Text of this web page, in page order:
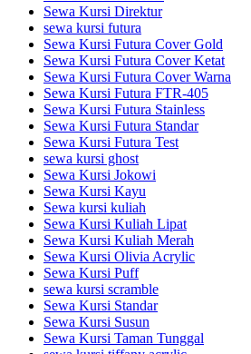
Sewa Kursi Direktur
sewa kursi futura
Sewa Kursi Futura Cover Gold
Sewa Kursi Futura Cover Ketat
Sewa Kursi Futura Cover Warna
Sewa Kursi Futura FTR-405
Sewa Kursi Futura Stainless
Sewa Kursi Futura Standar
Sewa Kursi Futura Test
sewa kursi ghost
Sewa Kursi Jokowi
Sewa Kursi Kayu
Sewa kursi kuliah
Sewa Kursi Kuliah Lipat
Sewa Kursi Kuliah Merah
Sewa Kursi Olivia Acrylic
Sewa Kursi Puff
sewa kursi scramble
Sewa Kursi Standar
Sewa Kursi Susun
Sewa Kursi Taman Tunggal